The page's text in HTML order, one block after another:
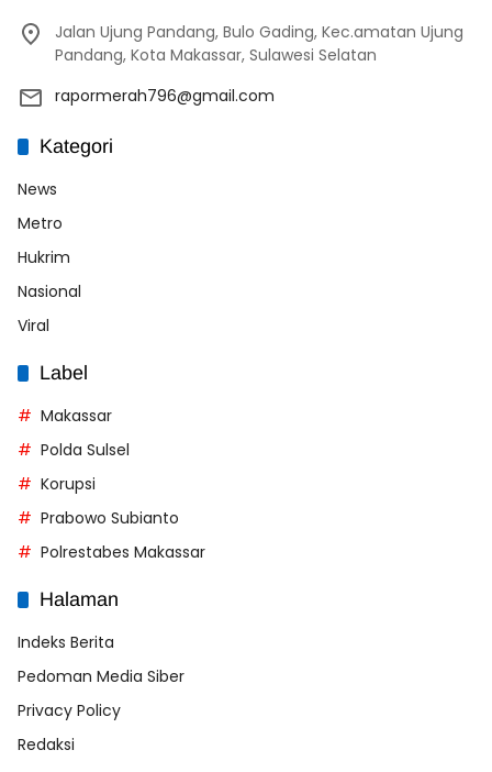
Jalan Ujung Pandang, Bulo Gading, Kec.amatan Ujung
Pandang, Kota Makassar, Sulawesi Selatan
rapormerah796@gmail.com
Kategori
News
Metro
Hukrim
Nasional
Viral
Label
Makassar
Polda Sulsel
Korupsi
Prabowo Subianto
Polrestabes Makassar
Halaman
Indeks Berita
Pedoman Media Siber
Privacy Policy
Redaksi